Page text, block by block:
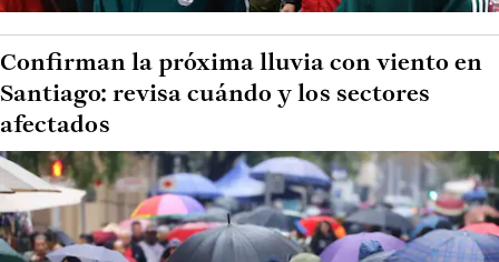
Confirman la próxima lluvia con viento en
Santiago: revisa cuándo y los sectores
afectados